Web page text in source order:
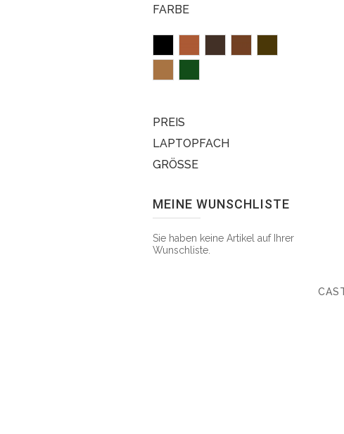
FARBE
PREIS
LAPTOPFACH
GRÖSSE
MEINE WUNSCHLISTE
Sie haben keine Artikel auf Ihrer
Wunschliste.